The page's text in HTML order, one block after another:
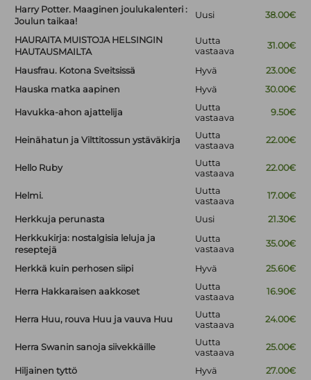
Harry Potter. Maaginen joulukalenteri :
Joulun taikaa!
Uusi 38.00€
HAURAITA MUISTOJA HELSINGIN
HAUTAUSMAILTA
Uutta
vastaava
31.00€
Hausfrau. Kotona Sveitsissä Hyvä
23.00€
Hauska matka aapinen
Hyvä 30.00€
Havukka-ahon ajattelija
Uutta
vastaava
9.50€
Heinähatun ja Vilttitossun ystäväkirja
Uutta
vastaava
22.00€
Hello Ruby
Uutta
vastaava
22.00€
Helmi.
Uutta
vastaava
17.00€
Herkkuja perunasta Uusi
21.30€
Herkkukirja: nostalgisia leluja ja
reseptejä
Uutta
vastaava
35.00€
Herkkä kuin perhosen siipi Hyvä 25.60€
Herra Hakkaraisen aakkoset
Uutta
vastaava
16.90€
Herra Huu, rouva Huu ja vauva Huu
Uutta
vastaava
24.00€
Herra Swanin sanoja siivekkäille
Uutta
vastaava
25.00€
Hiljainen tyttö Hyvä
27.00€